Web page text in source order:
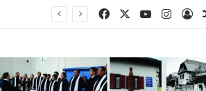
FacebookYouTube